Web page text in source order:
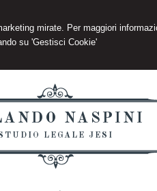
mirate. Per maggiori
su 'Gestisci Cookie'
NASPINI
LEGALE JESI